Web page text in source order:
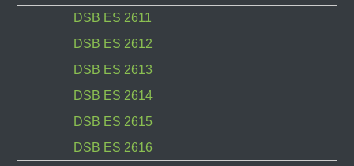
DSB ES 2611
DSB ES 2612
DSB ES 2613
DSB ES 2614
DSB ES 2615
DSB ES 2616